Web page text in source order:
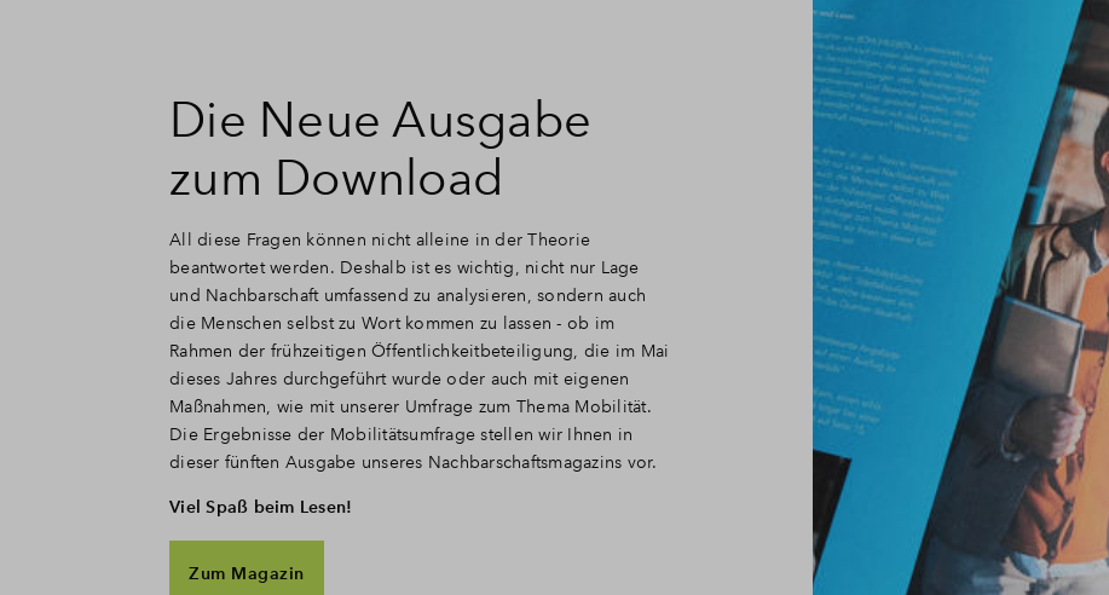
Die Neue Ausgabe
zum Download
All diese Fragen können nicht alleine in der Theorie
beantwortet werden. Deshalb ist es wichtig, nicht nur Lage
und Nachbarschaft umfassend zu analysieren, sondern auch
die Menschen selbst zu Wort kommen zu lassen - ob im
Rahmen der frühzeitigen Öffentlichkeitbeteiligung, die im Mai
dieses Jahres durchgeführt wurde oder auch mit eigenen
Maßnahmen, wie mit unserer Umfrage zum Thema Mobilität.
Die Ergebnisse der Mobilitätsumfrage stellen wir Ihnen in
dieser fünften Ausgabe unseres Nachbarschaftsmagazins vor.
Viel Spaß beim Lesen!
Zum Magazin